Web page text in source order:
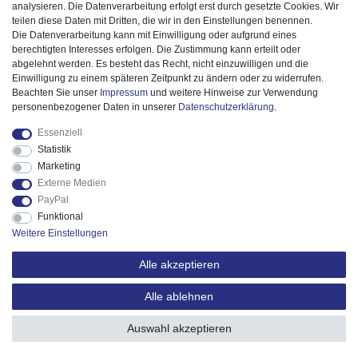
analysieren. Die Datenverarbeitung erfolgt erst durch gesetzte Cookies. Wir
teilen diese Daten mit Dritten, die wir in den Einstellungen benennen.
Die Datenverarbeitung kann mit Einwilligung oder aufgrund eines
berechtigten Interesses erfolgen. Die Zustimmung kann erteilt oder
abgelehnt werden. Es besteht das Recht, nicht einzuwilligen und die
Einwilligung zu einem späteren Zeitpunkt zu ändern oder zu widerrufen.
Beachten Sie unser Impressum und weitere Hinweise zur Verwendung
personenbezogener Daten in unserer Daten­schutz­erklärung.
Essenziell
Statistik
Marketing
Externe Medien
PayPal
Funktional
Weitere Einstellungen
Alle akzeptieren
Alle ablehnen
Auswahl akzeptieren